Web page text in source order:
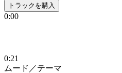
トラックを購入
0:00
0:21
ムード／テーマ